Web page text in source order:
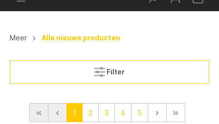
Meer Alle nieuwe producten
Filter
1 2 3 4 5